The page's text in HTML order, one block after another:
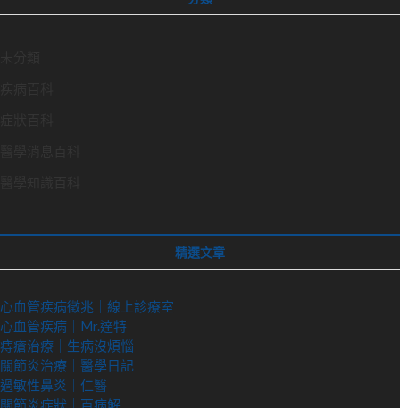
精選文章
心血管疾病徵兆｜線上診療室
心血管疾病｜Mr.達特
痔瘡治療｜ 生病沒煩惱
關節炎治療｜醫學日記
過敏性鼻炎｜仁醫
關節炎症狀｜百病解